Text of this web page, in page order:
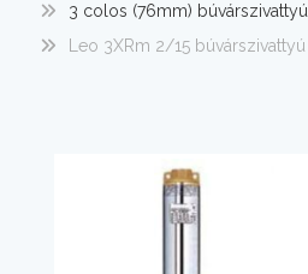
3 colos (76mm) búvárszivattyú
Leo 3XRm 2/15 búvárszivattyú